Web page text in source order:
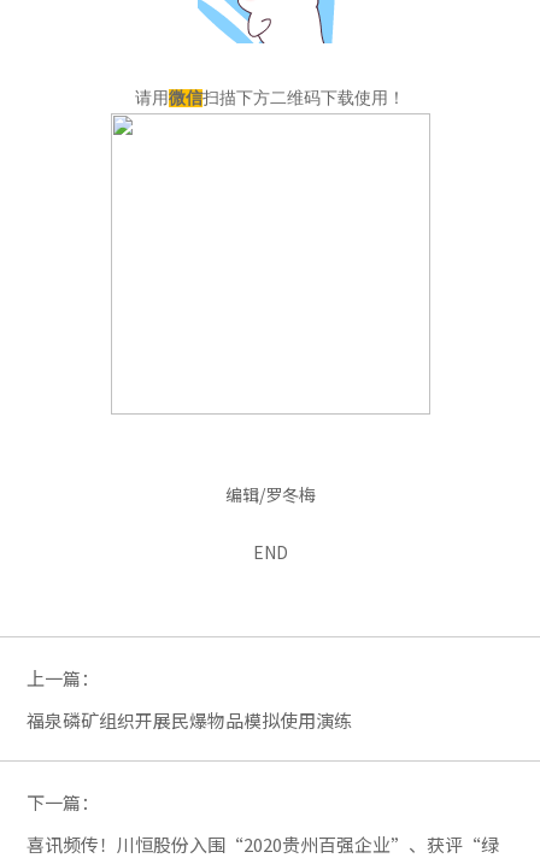
请用微信扫描下方二维码下载使用！
编辑/罗冬梅
END
上一篇：
福泉磷矿组织开展民爆物品模拟使用演练
下一篇：
喜讯频传！川恒股份入围“2020贵州百强企业”、获评“绿